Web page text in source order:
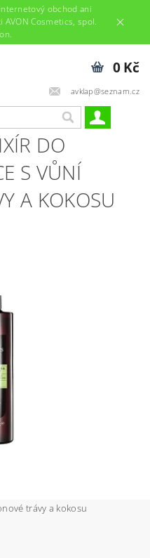
obchod ani
Cosmetics, spol.
avklap@seznam.cz
0 Kč
DO
S VŮNÍ
A KOKOSU
trávy a kokosu